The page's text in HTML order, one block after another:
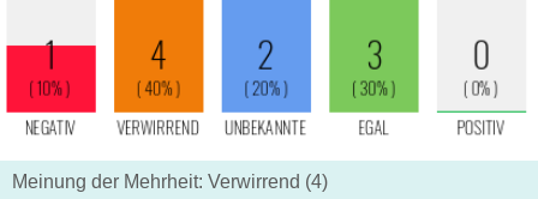
Meinung der Mehrheit: Verwirrend (4)